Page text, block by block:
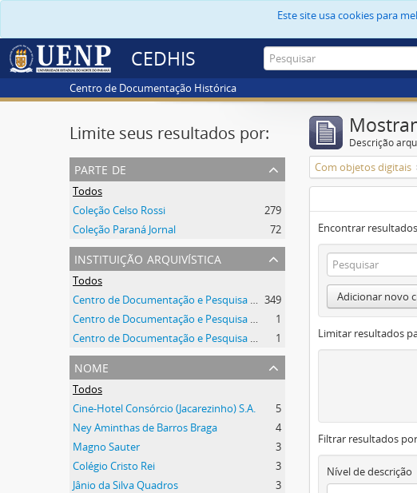
Este site usa cookies para
CEDHIS
Centro de Documentação Histórica
Limite seus resultados por:
parte de
Todos
Coleção Celso Rossi
279
Coleção Paraná Jornal
72
instituição arquivística
Todos
Centro de Documentação e Pesquisa Histórica - CEDHIS/UENP 349
Centro de Documentação e Pesquisa Histórica - CEDHIS/UENP
1
Centro de Documentação e Pesquisa Histórica - CEDHIS/UENP
1
nome
Todos
Cine-Hotel Consórcio (Jacarezinho) S.A.
5
Ney Aminthas de Barros Braga
4
Magno Sauter
3
Colégio Cristo Rei
3
Jânio da Silva Quadros
3
Descrição
Com objetos digitais
Encontrar
Adicionar novo
Limitar resultados
Filtrar resultados
Nível de descrição